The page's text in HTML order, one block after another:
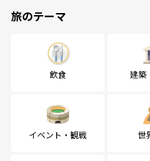
旅のテーマ
飲食 建築
イベント・観戦 世